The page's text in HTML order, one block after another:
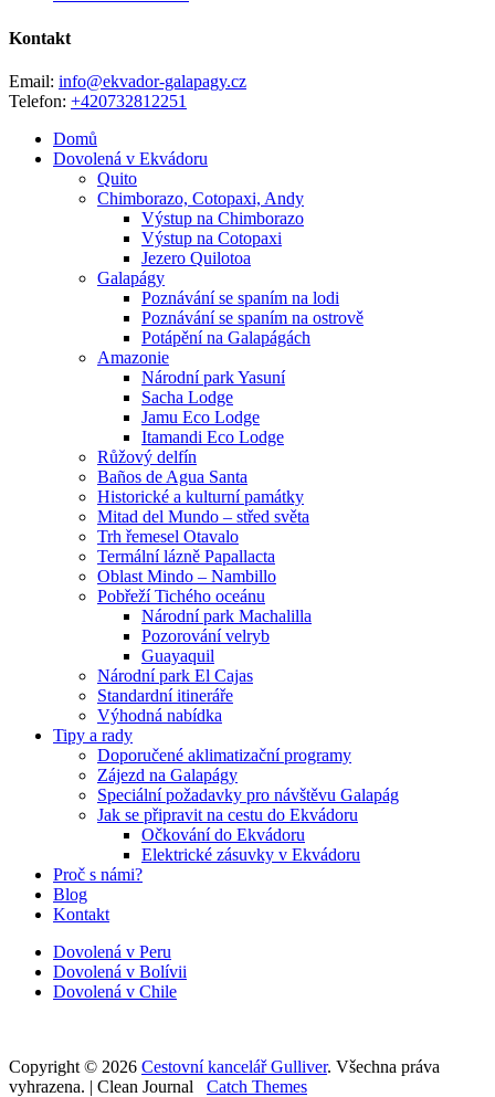
Kontakt
Email: info@ekvador-galapagy.cz
Telefon: +420732812251
Domů
Dovolená v Ekvádoru
Quito
Chimborazo, Cotopaxi, Andy
Výstup na Chimborazo
Výstup na Cotopaxi
Jezero Quilotoa
Galapágy
Poznávání se spaním na lodi
Poznávání se spaním na ostrově
Potápění na Galapágách
Amazonie
Národní park Yasuní
Sacha Lodge
Jamu Eco Lodge
Itamandi Eco Lodge
Růžový delfín
Baños de Agua Santa
Historické a kulturní památky
Mitad del Mundo – střed světa
Trh řemesel Otavalo
Termální lázně Papallacta
Oblast Mindo – Nambillo
Pobřeží Tichého oceánu
Národní park Machalilla
Pozorování velryb
Guayaquil
Národní park El Cajas
Standardní itineráře
Výhodná nabídka
Tipy a rady
Doporučené aklimatizační programy
Zájezd na Galapágy
Speciální požadavky pro návštěvu Galapág
Jak se připravit na cestu do Ekvádoru
Očkování do Ekvádoru
Elektrické zásuvky v Ekvádoru
Proč s námi?
Blog
Kontakt
Dovolená v Peru
Dovolená v Bolívii
Dovolená v Chile
Copyright © 2026 Cestovní kancelář Gulliver. Všechna práva
vyhrazena. | Clean Journal Catch Themes